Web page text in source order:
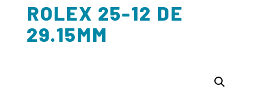
ROLEX 25-12 DE
29.15MM